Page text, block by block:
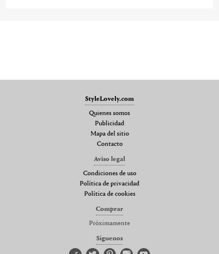
StyleLovely.com
Quienes somos
Publicidad
Mapa del sitio
Contacto
Aviso legal
Condiciones de uso
Política de privacidad
Política de cookies
Comprar
Próximamente
Síguenos